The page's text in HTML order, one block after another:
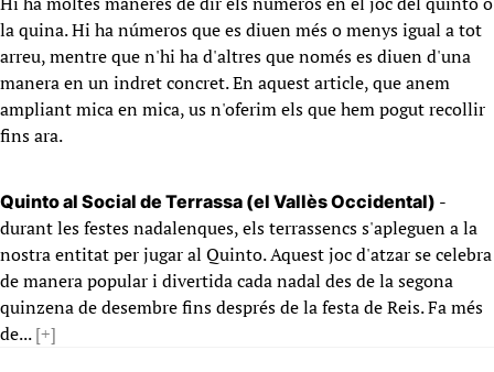
la quina. Hi ha números que es diuen més o menys igual a tot
arreu, mentre que n'hi ha d'altres que només es diuen d'una
manera en un indret concret. En aquest article, que anem
ampliant mica en mica, us n'oferim els que hem pogut recollir
fins ara.
Quinto al Social de Terrassa (el Vallès Occidental) -
durant les festes nadalenques, els terrassencs s'apleguen a la
nostra entitat per jugar al Quinto. Aquest joc d'atzar se celebra
de manera popular i divertida cada nadal des de la segona
quinzena de desembre fins després de la festa de Reis. Fa més
de...[+]